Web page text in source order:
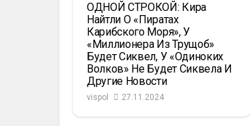
ОДНОЙ СТРОКОЙ: Кира
Найтли О «Пиратах
Карибского Моря», У
«Миллионера Из Трущоб»
Будет Сиквел, У «Одиноких
Волков» Не Будет Сиквела И
Другие Новости
vispol 27.11.2024